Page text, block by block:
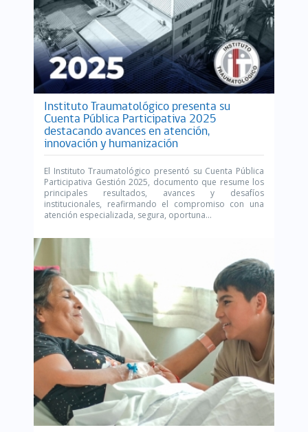
Instituto Traumatológico presenta su
Cuenta Pública Participativa 2025
destacando avances en atención,
innovación y humanización
El Instituto Traumatológico presentó su Cuenta Pública
Participativa Gestión 2025, documento que resume los
principales resultados, avances y desafíos
institucionales, reafirmando el compromiso con una
atención especializada, segura, oportuna...